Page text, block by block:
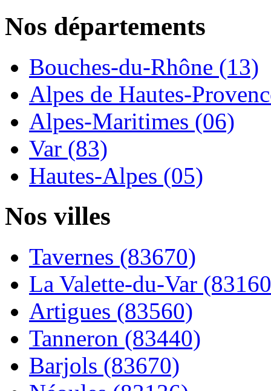
Nos départements
Bouches-du-Rhône (13)
Alpes de Hautes-
Alpes-Maritimes (06)
Var (83)
Hautes-Alpes (05)
Nos villes
Tavernes (83670)
La Valette-du-Var
Artigues (83560)
Tanneron (83440)
Barjols (83670)